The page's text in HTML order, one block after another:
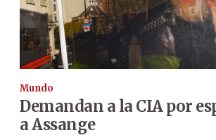
Mundo
Demandan a la CIA por
a Assange